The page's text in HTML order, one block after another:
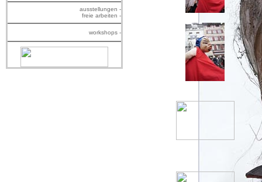
ausstellungen -
freie arbeiten -
workshops -